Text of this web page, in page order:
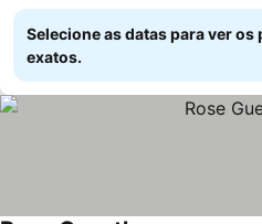
Selecione as datas para ver os
exatos.